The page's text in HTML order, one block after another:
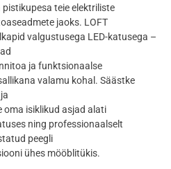
pistikupesa teie elektriliste
jaoks. LOFT
valgustusega LED-katusega –
ja funktsionaalse
valamu kohal. Säästke
oma isiklikud asjad alati
ning professionaalselt
peegli
ühes mööblitükis.